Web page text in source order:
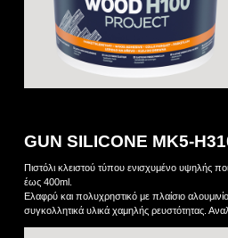
GUN SILICONE MK5-
Πιστόλι κλειστού τύπου ενισχυμένο υψηλής
έως 400ml.
Ελαφρύ και πολυχρηστικό με πλαίσιο
συγκολλητικά υλικά χαμηλής ρευστότητας.